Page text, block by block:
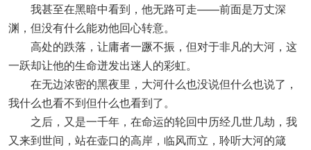
我甚至在黑暗中看到，他无路可走——前面是万丈深
渊，但没有什么能劝他回心转意。
高处的跌落，让庸者一蹶不振，但对于非凡的大河，这
一跃却让他的生命迸发出迷人的彩虹。
在无边浓密的黑夜里，大河什么也没说但什么也说了，
我什么也看不到但什么也看到了。
之后，又是一千年，在命运的轮回中历经几世几劫，我
又来到世间，站在壶口的高岸，临风而立，聆听大河的箴